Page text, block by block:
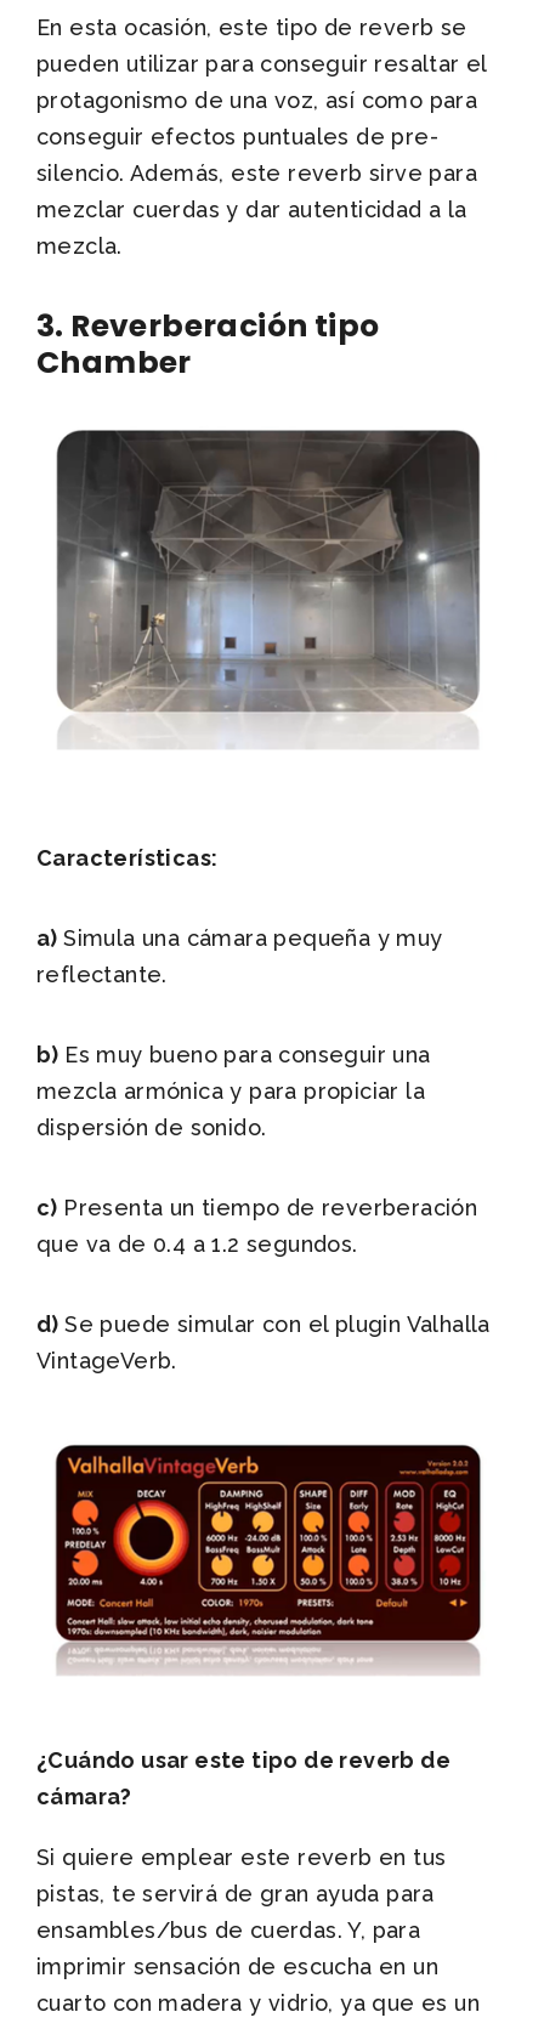
En esta ocasión, este tipo de reverb se
pueden utilizar para conseguir resaltar el
protagonismo de una voz, así como para
conseguir efectos puntuales de pre-
silencio. Además, este reverb sirve para
mezclar cuerdas y dar autenticidad a la
mezcla.
3. Reverberación tipo
Chamber
Características:
a)Simula una cámara pequeña y muy
reflectante.
b) Es muy bueno para conseguir una
mezcla armónica y para propiciar la
dispersión de sonido.
c) Presenta un tiempo de reverberación
que va de 0.4 a 1.2 segundos.
d)Se puede simular con el plugin Valhalla
VintageVerb.
¿Cuándo usar este tipo de reverb de
cámara?
Si quiere emplear este reverb en tus
pistas, te servirá de gran ayuda para
ensambles/bus de cuerdas. Y, para
imprimir sensación de escucha en un
cuarto con madera y vidrio, ya que es un